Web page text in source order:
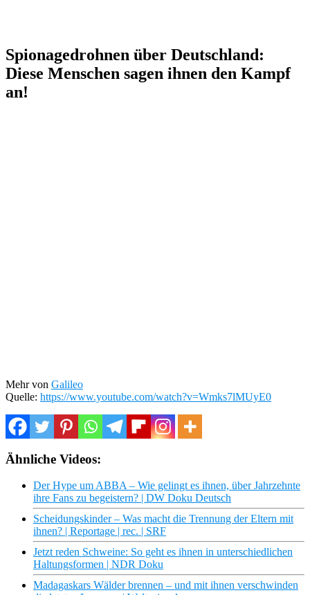
Spionagedrohnen über Deutschland:
Diese Menschen sagen ihnen den Kampf
an!
Mehr von Galileo
Quelle: https://www.youtube.com/watch?v=Wmks7lMUyE0
Ähnliche Videos:
Der Hype um ABBA – Wie gelingt es ihnen, über Jahrzehnte
ihre Fans zu begeistern? | DW Doku Deutsch
Scheidungskinder – Was macht die Trennung der Eltern mit
ihnen? | Reportage | rec. | SRF
Jetzt reden Schweine: So geht es ihnen in unterschiedlichen
Haltungsformen | NDR Doku
Madagaskars Wälder brennen – und mit ihnen verschwinden